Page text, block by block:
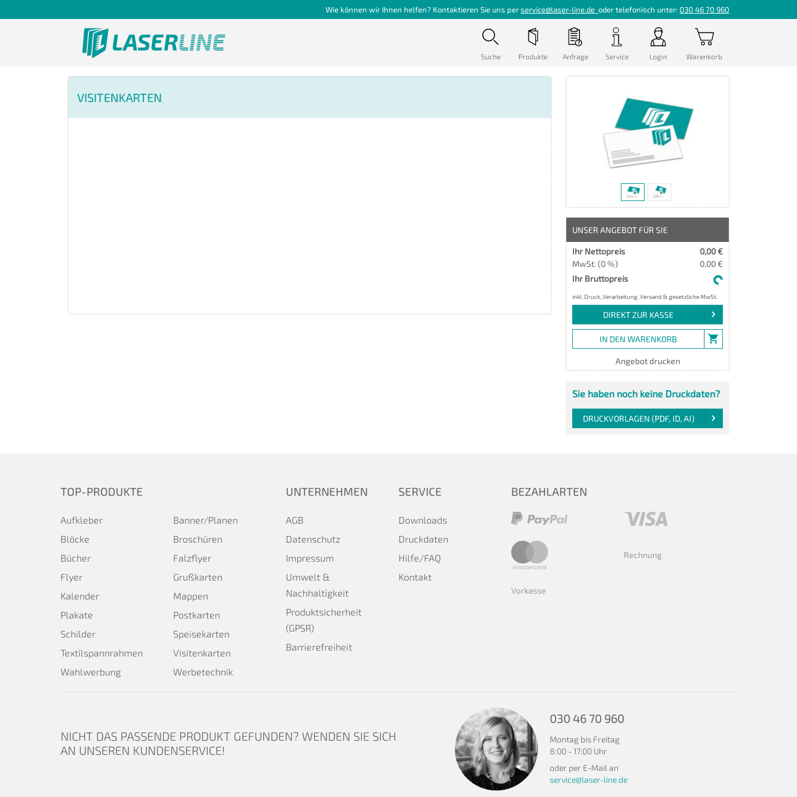
Wie können wir Ihnen helfen? Kontaktieren Sie uns perservice@laser-line.de oder telefonisch unter: 030 46 70 960
Suche Produkte Anfrage Service Login Warenkorb
VISITENKARTEN
UNSER ANGEBOT FÜR SIE
Ihr Nettopreis
0,00 €
MwSt. (0 %)
0,00 €
Ihr Bruttopreis
inkl. Druck, Verarbeitung, Versand & gesetzliche MwSt.
DIREKT ZUR KASSE
IN DEN WARENKORB
Angebot drucken
Sie haben noch keine Druckdaten?
DRUCKVORLAGEN (PDF, ID, AI)
TOP-PRODUKTE
Aufkleber
Banner/Planen
Blöcke
Broschüren
Bücher
Falzflyer
Flyer
Grußkarten
Kalender
Mappen
Plakate
Postkarten
Schilder
Speisekarten
Textilspannrahmen
Visitenkarten
Wahlwerbung
Werbetechnik
UNTERNEHMEN
AGB
Datenschutz
Impressum
Umwelt &
Nachhaltigkeit
Produktsicherheit
(GPSR)
Barrierefreiheit
SERVICE
Downloads
Druckdaten
Hilfe/FAQ
Kontakt
BEZAHLARTEN
Rechnung
Vorkasse
NICHT DAS PASSENDE PRODUKT GEFUNDEN? WENDEN SIE SICH
AN UNSEREN KUNDENSERVICE!
030 46 70 960
Montag bis Freitag
8:00 - 17:00 Uhr
oder per E-Mail an
service@laser-line.de